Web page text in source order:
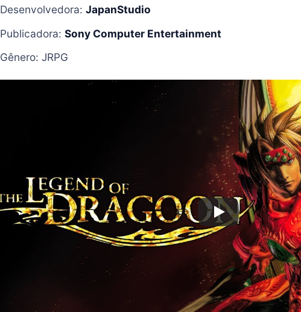
Desenvolvedora: JapanStudio
Publicadora: Sony Computer Entertainment
Gênero: JRPG